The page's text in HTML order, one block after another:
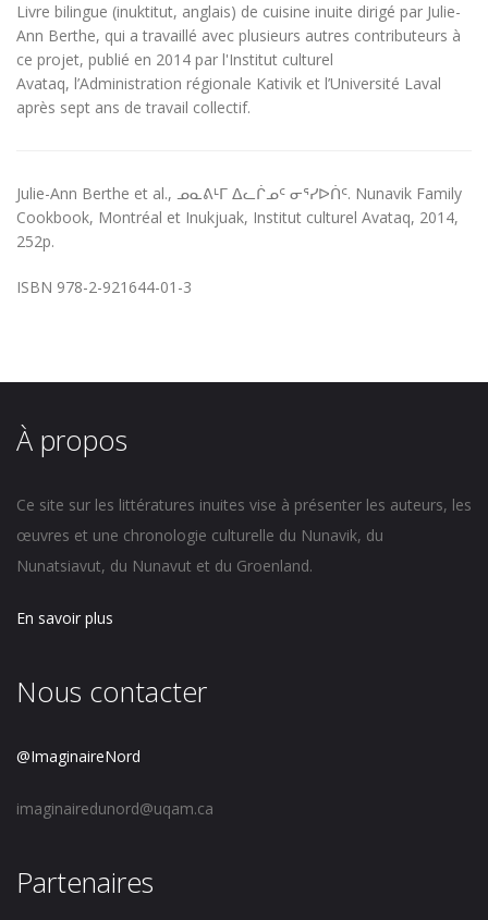
Livre bilingue (inuktitut, anglais) de cuisine inuite dirigé par Julie-
Ann Berthe, qui a travaillé avec plusieurs autres contributeurs à
ce projet, publié en 2014 par l'Institut culturel
Avataq, l’Administration régionale Kativik et l’Université Laval
après sept ans de travail collectif.
Julie-Ann Berthe et al., ᓄᓇᕕᒻᒥ ᐃᓚᒌᓄᑦ ᓂᕐᓯᐅᑏᑦ. Nunavik Family
Cookbook, Montréal et Inukjuak, Institut culturel Avataq, 2014,
252p.
ISBN 978-2-921644-01-3
À propos
Ce site sur les littératures inuites vise à présenter les auteurs, les
œuvres et une chronologie culturelle du Nunavik, du
Nunatsiavut, du Nunavut et du Groenland.
En savoir plus
Nous contacter
@ImaginaireNord
imaginairedunord@uqam.ca
Partenaires